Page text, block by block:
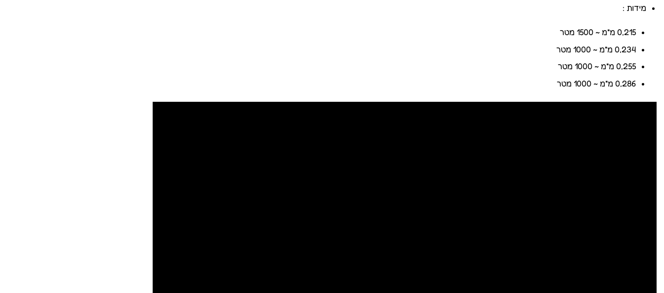
מידות :
0,215 מ"מ ~ 1500 מטר
0,234 מ"מ ~ 1000 מטר
0,255 מ"מ ~ 1000 מטר
0,286 מ"מ ~ 1000 מטר